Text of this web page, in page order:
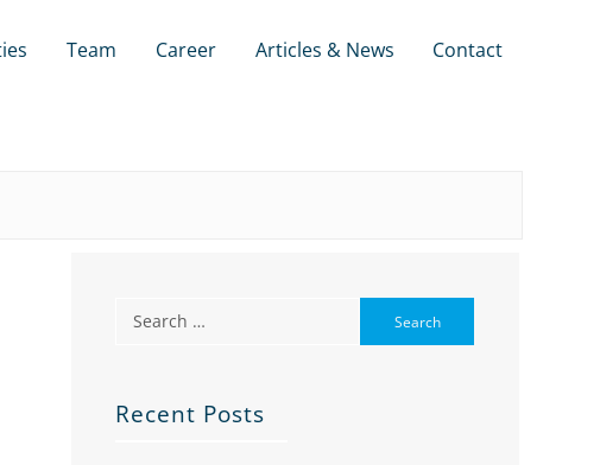
Team Career Articles & News Contact
Recent Posts